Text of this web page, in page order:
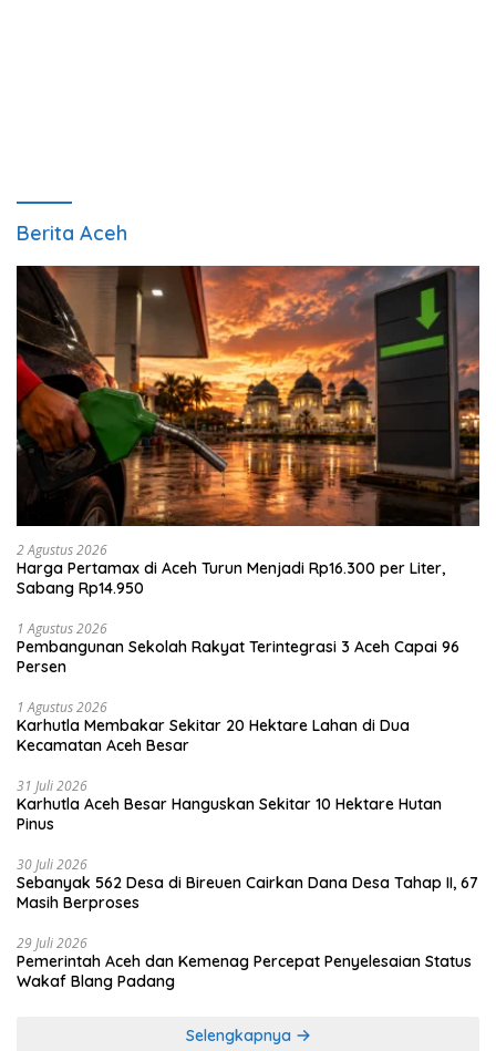
Berita Aceh
2 Agustus 2026
Harga Pertamax di Aceh Turun Menjadi Rp16.300 per Liter,
Sabang Rp14.950
1 Agustus 2026
Pembangunan Sekolah Rakyat Terintegrasi 3 Aceh Capai 96
Persen
1 Agustus 2026
Karhutla Membakar Sekitar 20 Hektare Lahan di Dua
Kecamatan Aceh Besar
31 Juli 2026
Karhutla Aceh Besar Hanguskan Sekitar 10 Hektare Hutan
Pinus
30 Juli 2026
Sebanyak 562 Desa di Bireuen Cairkan Dana Desa Tahap II, 67
Masih Berproses
29 Juli 2026
Pemerintah Aceh dan Kemenag Percepat Penyelesaian Status
Wakaf Blang Padang
Selengkapnya